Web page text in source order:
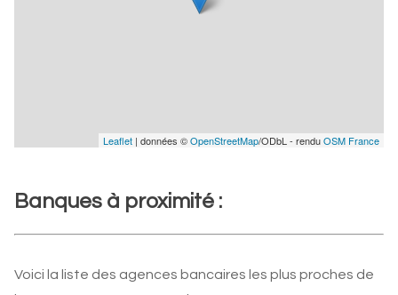
Leaflet | données ©OpenStreetMap/ODbL - renduOSM France
Banques à proximité :
Voici la liste des agences bancaires les plus proches de